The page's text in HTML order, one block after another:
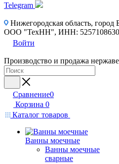
Telegram
Нижегородская область, город
ООО "ТехНН", ИНН:
Войти
Производство и продажа
Сравнение0
Корзина 0
Каталог товаров
Ванны моечные
Ванны моечные
сварные